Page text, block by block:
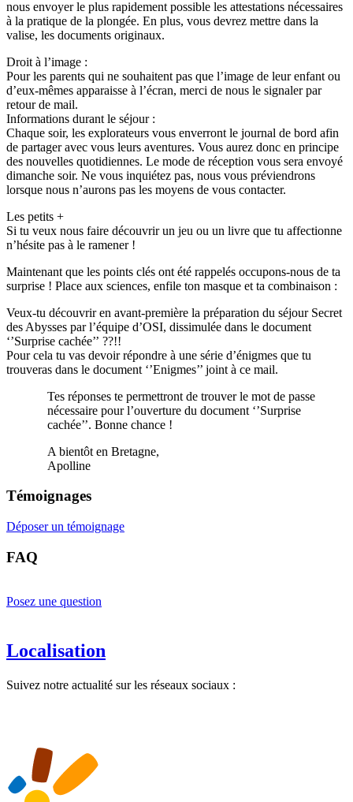
nous envoyer le plus rapidement possible les attestations nécessaires
à la pratique de la plongée. En plus, vous devrez mettre dans la
valise, les documents originaux.
Droit à l’image :
Pour les parents qui ne souhaitent pas que l’image de leur enfant ou
d’eux-mêmes apparaisse à l’écran, merci de nous le signaler par
retour de mail.
Informations durant le séjour :
Chaque soir, les explorateurs vous enverront le journal de bord afin
de partager avec vous leurs aventures. Vous aurez donc en principe
des nouvelles quotidiennes. Le mode de réception vous sera envoyé
dimanche soir. Ne vous inquiétez pas, nous vous préviendrons
lorsque nous n’aurons pas les moyens de vous contacter.
Les petits +
Si tu veux nous faire découvrir un jeu ou un livre que tu affectionne
n’hésite pas à le ramener !
Maintenant que les points clés ont été rappelés occupons-nous de ta
surprise ! Place aux sciences, enfile ton masque et ta combinaison :
Veux-tu découvrir en avant-première la préparation du séjour Secret
des Abysses par l’équipe d’OSI, dissimulée dans le document
‘’Surprise cachée’’ ??!!
Pour cela tu vas devoir répondre à une série d’énigmes que tu
trouveras dans le document ‘’Enigmes’’ joint à ce mail.
Tes réponses te permettront de trouver le mot de passe
nécessaire pour l’ouverture du document ‘’Surprise
cachée’’. Bonne chance !
A bientôt en Bretagne,
Apolline
Témoignages
Déposer un témoignage
FAQ
Posez une question
Localisation
Suivez notre actualité sur les réseaux sociaux :